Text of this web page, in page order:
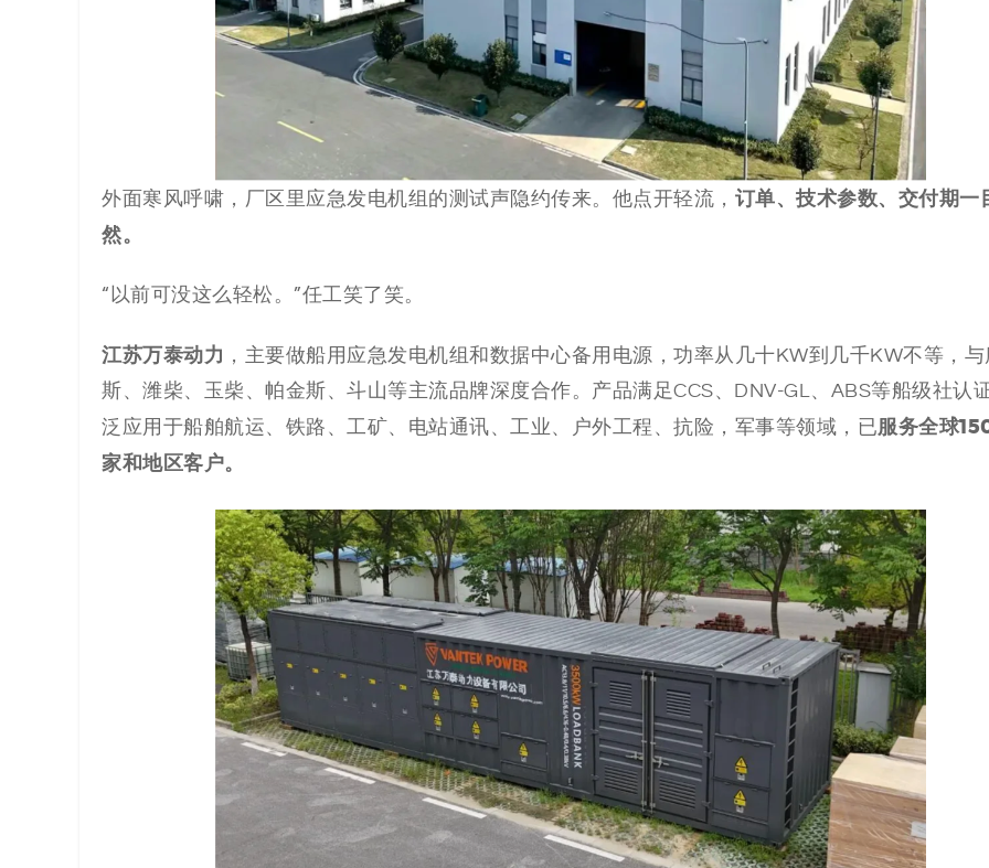
外面寒风呼啸，厂区里应急发电机组的测试声隐约传来。他点开轻流， 订单、技术参数、交付期一
然。
“以前可没这么轻松。”任工笑了笑。
江苏万泰动力 ，主要做船用应急发电机组和数据中心备用电源，功率从几十KW到几千KW不等，与
斯、潍柴、玉柴、帕金斯、斗山等主流品牌深度合作。产品满足CCS、DNV-GL、ABS等船级社认
泛应用于船舶航运、铁路、工矿、电站通讯、工业、户外工程、抗险，军事等领域，已服务全球
家和地区客户。